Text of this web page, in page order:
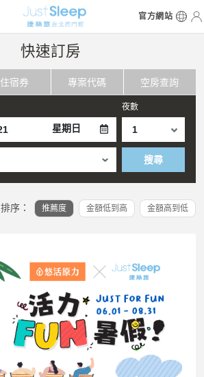
官方網站
快速訂房
住宿券 專案代碼 空房查詢
星期日
夜數
搜尋
排序： 推薦度 金額低到高 金額高到低